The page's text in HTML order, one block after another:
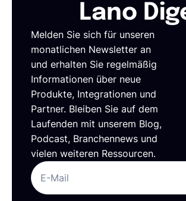
Lano
Melden Sie sich für unseren
monatlichen Newsletter an
und erhalten Sie regelmäßig
Informationen über neue
Produkte, Integrationen und
Partner. Bleiben Sie auf dem
Laufenden mit unserem Blog,
Podcast, Branchennews und
vielen weiteren Ressourcen.